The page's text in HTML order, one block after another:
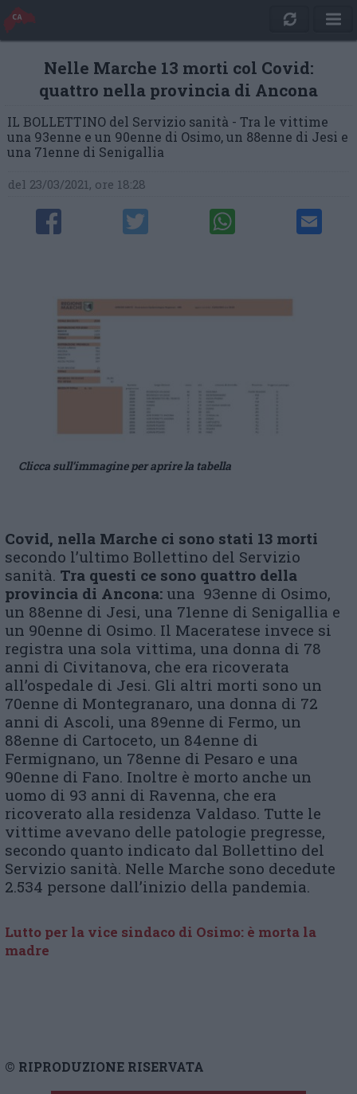
Nelle Marche 13 morti col Covid:
quattro nella provincia di Ancona
IL BOLLETTINO del Servizio sanità - Tra le vittime
una 93enne e un 90enne di Osimo, un 88enne di Jesi e
una 71enne di Senigallia
del 23/03/2021, ore 18:28
Clicca sull’immagine per aprire la tabella
Covid, nella Marche ci sono stati 13 morti
secondo l’ultimo Bollettino del Servizio
sanità. Tra questi ce sono quattro della
provincia di Ancona: una 93enne di Osimo,
un 88enne di Jesi, una 71enne di Senigallia e
un 90enne di Osimo. Il Maceratese invece si
registra una sola vittima, una donna di 78
anni di Civitanova, che era ricoverata
all’ospedale di Jesi. Gli altri morti sono un
70enne di Montegranaro, una donna di 72
anni di Ascoli, una 89enne di Fermo, un
88enne di Cartoceto, un 84enne di
Fermignano, un 78enne di Pesaro e una
90enne di Fano. Inoltre è morto anche un
uomo di 93 anni di Ravenna, che era
ricoverato alla residenza Valdaso. Tutte le
vittime avevano delle patologie pregresse,
secondo quanto indicato dal Bollettino del
Servizio sanità. Nelle Marche sono decedute
2.534 persone dall’inizio della pandemia.
Lutto per la vice sindaco di Osimo: è morta la
madre
© RIPRODUZIONE RISERVATA